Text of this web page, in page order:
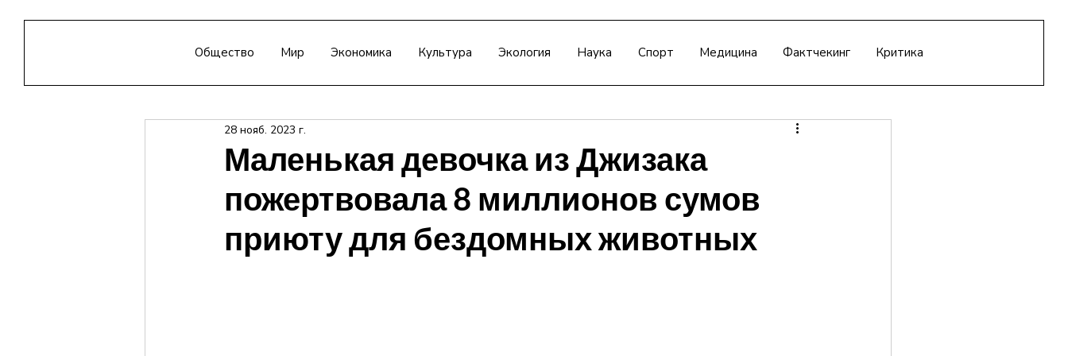
Общество Мир Экономика Культура Экология Наука Спорт Медицина Фактчекинг Критика
Маленькая девочка из Джизака
пожертвовала 8 миллионов сумов
приюту для бездомных животных
28 нояб. 2023 г.